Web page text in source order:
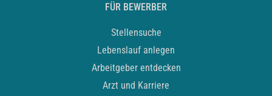
FÜR BEWERBER
Stellensuche
Lebenslauf anlegen
Arbeitgeber entdecken
Arzt und Karriere